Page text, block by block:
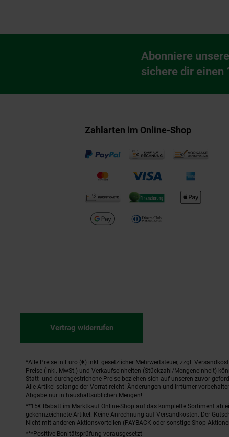
Newsletter
Abonniere
sichere dir einen
Zahlarten im Online-Shop
Vertrag widerrufen
Fußnoten
*Alle Preise in Euro (€) inkl. gesetzlicher Mehrwertsteuer, zzgl.
Preise (inkl. MwSt.) und Verkaufseinheiten (Stückzahl/Mengeneinheit)
Statt- und durchgestrichene Preise beziehen sich auf unseren zuvor
Alle Artikel solange der Vorrat reicht! Änderungen und Irrtümer
Abgabe nur in haushaltsüblichen Mengen!
**15€ Rabatt im Marktkauf Online-Shop auf das komplette Sortiment ab
gekennzeichnete Artikel. Keine Anrechnung auf Versandkosten. Der
Nicht mit anderen Aktionsvorteilen (PAYBACK oder sonstige Shop-
***Positive Bonitätsprüfung vorausgesetzt